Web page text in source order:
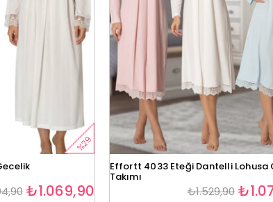
%29
₺1.069,90
Effortt 4033 Eteği Dantelli Lohusa
Takımı
₺1.529,90